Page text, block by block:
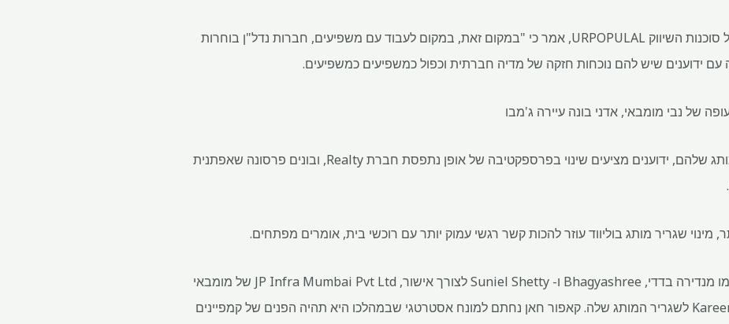
קומארש בהט, מייסד ומנכ"ל סוכנות השיווק URPOPULAL, אמר כי "במקום זאת, במקום לעבוד עם משפיעים, חברות נדל"ן בוחרות
עם ידוענים שיש להם נוכחות חזקה של מדיה חברתית וכפול כמשפיעים כמשפיעים.
של נבי מומבאי, אדני בונה עיירה ג'מבו
בהט אמר כי מלבד ערך המותג שלהם, ידוענים מציעים שינוי בפרספקטיבה של אופן נתפסת חברת Realty, ובונים פרסונה שאפתנית
מינוי שגריר מותג בוליווד עוזר להכות קשר רגשי עמוק יותר עם רוכשי בית, אומרים מפתחים.
לאחר ששיתפו פעולה עם כמו מנדירה בדדי, Bhagyashree ו- Suniel Shetty לצורך אישור, JP Infra Mumbai Pvt Ltd של מומבאי
מינה את Kareena Kapoor Khan לשגריר המותג שלה. קאפור חאן נחתם למונח אסטרטגי שבמהלכו היא תהיה הפנים של קמפיינים